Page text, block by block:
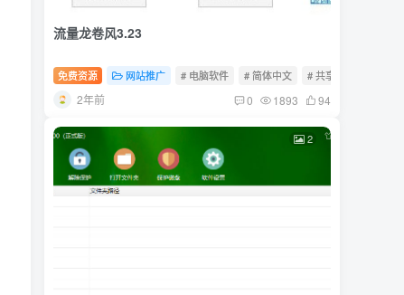
流量龙卷风3.23
免费资源 网站推广 # 电脑软件 # 简体中文 # 共享软件
2年前 0 1893 94
2